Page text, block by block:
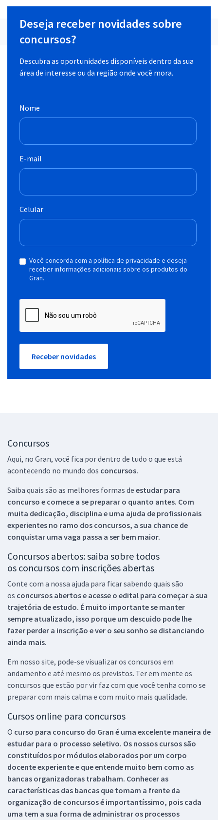
Deseja receber novidades sobre
concursos?
Descubra as oportunidades disponíveis dentro da sua
área de interesse ou da região onde você mora.
Nome
E-mail
Celular
Você concorda com a política de privacidade e deseja
receber informações adicionais sobre os produtos do
Gran.
Receber novidades
Concursos
Aqui, no Gran, você fica por dentro de tudo o que está
acontecendo no mundo dos concursos.
Saiba quais são as melhores formas de estudar para
concurso e comece a se preparar o quanto antes. Com
muita dedicação, disciplina e uma ajuda de profissionais
experientes no ramo dos concursos, a sua chance de
conquistar uma vaga passa a ser bem maior.
Concursos abertos: saiba sobre todos
os concursos com inscrições abertas
Conte com a nossa ajuda para ficar sabendo quais são
os concursos abertos e acesse o edital para começar a sua
trajetória de estudo. É muito importante se manter
sempre atualizado, isso porque um descuido pode lhe
fazer perder a inscrição e ver o seu sonho se distanciando
ainda mais.
Em nosso site, pode-se visualizar os concursos em
andamento e até mesmo os previstos. Ter em mente os
concursos que estão por vir faz com que você tenha como se
preparar com mais calma e com muito mais qualidade.
Cursos online para concursos
O curso para concurso do Gran é uma excelente maneira de
estudar para o processo seletivo. Os nossos cursos são
constituídos por módulos elaborados por um corpo
docente experiente e que entende muito bem como as
bancas organizadoras trabalham. Conhecer as
características das bancas que tomam a frente da
organização de concursos é importantíssimo, pois cada
uma tem a sua forma de administrar os processos